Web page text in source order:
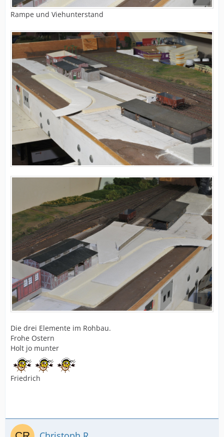
Rampe und Viehunterstand
Die drei Elemente im Rohbau.
Frohe Ostern
Holt jo munter
Friedrich